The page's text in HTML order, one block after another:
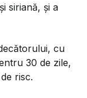
siriană, și a
cu
30 de zile,
risc.